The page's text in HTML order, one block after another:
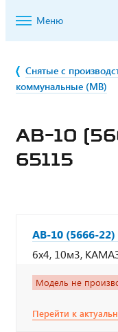
Меню
Снятые с
коммунальные (МВ)
АВ-10
65115
АВ-10 (5666-
6х4, 10м3,
Модель не
Перейти к